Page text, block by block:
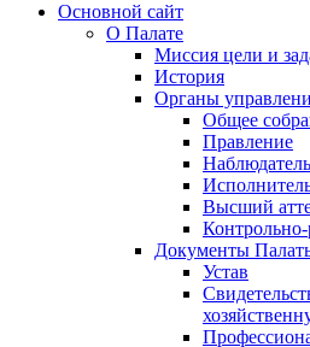
Основной сайт
О Палате
Миссия цели и
История
Органы
Общее
Правление
Высший
Документы
Устав